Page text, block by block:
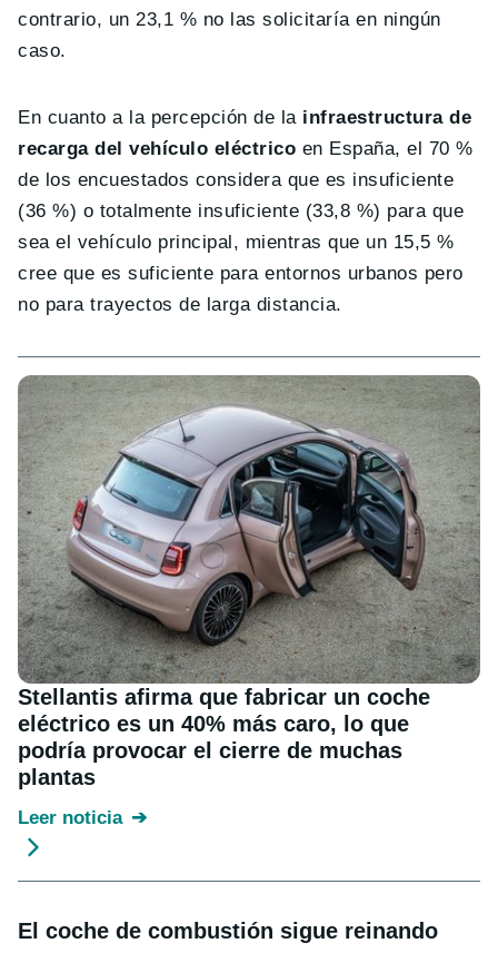
contrario, un 23,1 % no las solicitaría en ningún
caso.
En cuanto a la percepción de la infraestructura de
recarga del vehículo eléctrico en España, el 70 %
de los encuestados considera que es insuficiente
(36 %) o totalmente insuficiente (33,8 %) para que
sea el vehículo principal, mientras que un 15,5 %
cree que es suficiente para entornos urbanos pero
no para trayectos de larga distancia.
Stellantis afirma que fabricar un coche
eléctrico es un 40% más caro, lo que
podría provocar el cierre de muchas
plantas
Leer noticia
El coche de combustión sigue reinando